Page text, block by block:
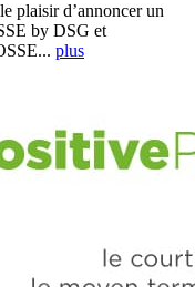
plaisir d’annoncer un
by DSG et
plus